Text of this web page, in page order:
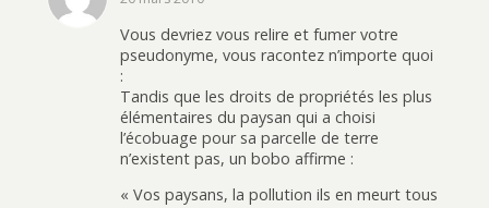
Vous devriez vous relire et fumer votre
pseudonyme, vous racontez n’importe quoi
:
Tandis que les droits de propriétés les plus
élémentaires du paysan qui a choisi
l’écobuage pour sa parcelle de terre
n’existent pas, un bobo affirme :
« Vos paysans, la pollution ils en meurt tous